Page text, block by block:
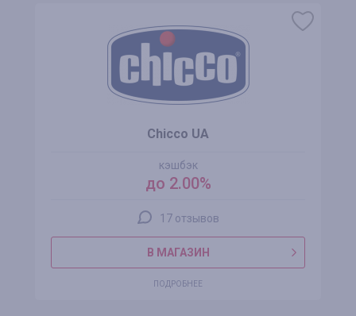
Chicco UA
кэшбэк
до 2.00%
17 отзывов
В МАГАЗИН
ПОДРОБНЕЕ